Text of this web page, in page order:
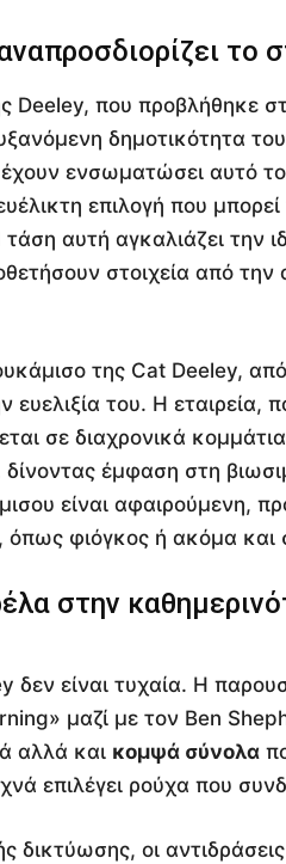
το
Deeley, που προβλήθηκε
δημοτικότητα
ενσωματώσει αυτό
επιλογή που
αυτή αγκαλιάζει την
στοιχεία από
της Cat Deeley,
ευελιξία του. Η
σε διαχρονικά
δίνοντας έμφαση στη
είναι αφαιρούμενη,
όπως φιόγκος ή ακόμα και
στην
δεν είναι τυχαία. Η
μαζί με τον Ben
αλλά και κομψά σύνολα
επιλέγει ρούχα που
δικτύωσης, οι